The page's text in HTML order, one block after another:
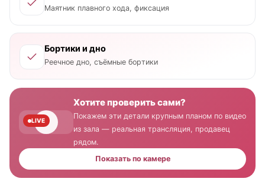
Маятник плавного хода, фиксация
Бортики и дно
Реечное дно, съёмные бортики
LIVE
Хотите проверить сами?
Покажем эти детали крупным планом по видео
из зала — реальная трансляция, продавец
рядом.
Показать по камере